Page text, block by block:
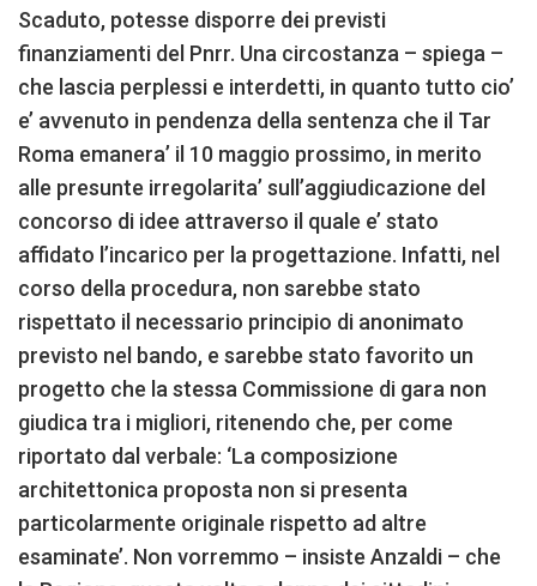
Scaduto, potesse disporre dei previsti
finanziamenti del Pnrr. Una circostanza – spiega –
che lascia perplessi e interdetti, in quanto tutto cio’
e’ avvenuto in pendenza della sentenza che il Tar
Roma emanera’ il 10 maggio prossimo, in merito
alle presunte irregolarita’ sull’aggiudicazione del
concorso di idee attraverso il quale e’ stato
affidato l’incarico per la progettazione. Infatti, nel
corso della procedura, non sarebbe stato
rispettato il necessario principio di anonimato
previsto nel bando, e sarebbe stato favorito un
progetto che la stessa Commissione di gara non
giudica tra i migliori, ritenendo che, per come
riportato dal verbale: ‘La composizione
architettonica proposta non si presenta
particolarmente originale rispetto ad altre
esaminate’. Non vorremmo – insiste Anzaldi – che